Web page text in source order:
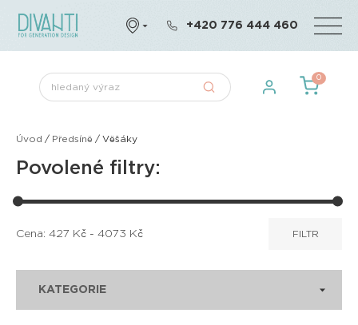
+420 776 444 460
0
Úvod / Předsíně / Věšáky
Povolené filtry:
Cena: 427 Kč - 4073 Kč FILTR
KATEGORIE